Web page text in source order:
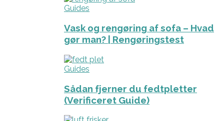
Guides
Vask og rengøring af sofa – Hvad
gør man? | Rengøringstest
Guides
Sådan fjerner du fedtpletter
(Verificeret Guide)